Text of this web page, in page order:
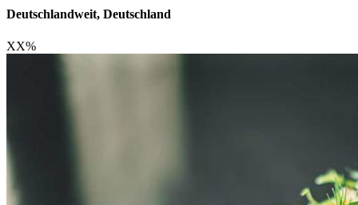
Deutschlandweit, Deutschland
XX%